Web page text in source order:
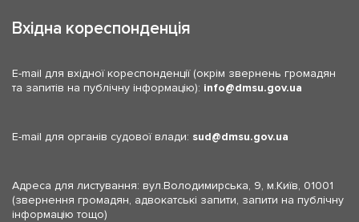
Вхідна кореспонденція
E-mail для вхідної кореспонденції (окрім звернень громадян
та запитів на публічну інформацію): info dmsu.gov.ua
E-mail для органів судової влади: sud dmsu.gov.ua
Адреса для листування: вул.Володимирська, 9, м.Київ, 01001
(звернення громадян, адвокатські запити, запити на публічну
інформацію тощо)